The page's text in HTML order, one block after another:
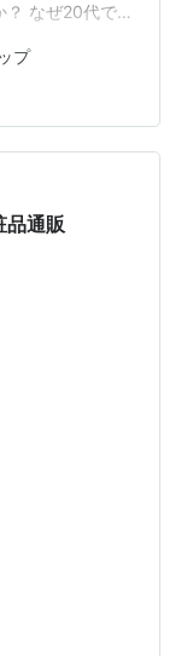
なぜ20代でも
は繰り返しや
形以外でほう
るとほうれい線
つ） ほうれい線
く見るとほう
プ
品通販